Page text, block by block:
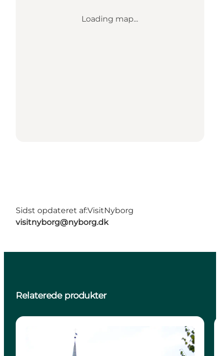
Loading map...
Sidst opdateret af:VisitNyborg
visitnyborg@nyborg.dk
Relaterede produkter